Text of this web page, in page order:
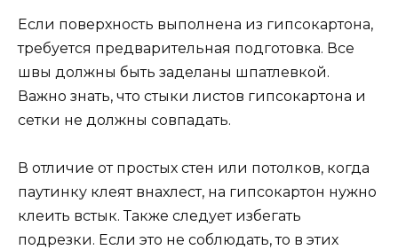
Если поверхность выполнена из гипсокартона,
требуется предварительная подготовка. Все
швы должны быть заделаны шпатлевкой.
Важно знать, что стыки листов гипсокартона и
сетки не должны совпадать.
В отличие от простых стен или потолков, когда
паутинку клеят внахлест, на гипсокартон нужно
клеить встык. Также следует избегать
подрезки. Если это не соблюдать, то в этих